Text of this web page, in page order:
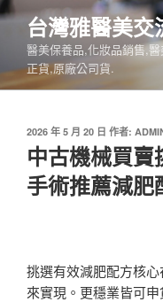
跳
要
內
台灣雅醫美交
醫美保養品,化妝品銷售,
正貨,原廠公司貨.
發
於
2026 年 5 月 20 日 作者:
中古機械買
手術推薦減肥
挑選有效減肥配方核心
來實現。更穩業皆可